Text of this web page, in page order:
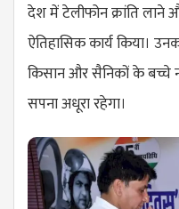
देश में टेलीफोन क्रांति लाने
ऐतिहासिक कार्य किया।
किसान और सैनिकों के बच्चे
सपना अधूरा रहेगा।